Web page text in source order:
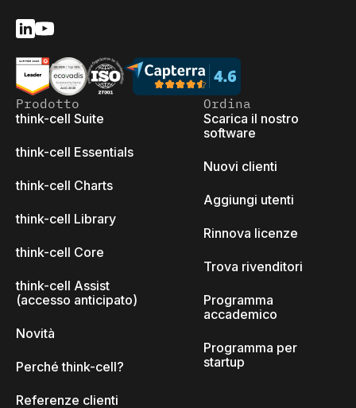
Prodotto
think-cell Suite
think-cell Essentials
think-cell Charts
think-cell Library
think-cell Core
think-cell Assist
(accesso anticipato)
Novità
Perché think-cell?
Referenze clienti
Ordina
Scarica il nostro
software
Nuovi clienti
Aggiungi utenti
Rinnova licenze
Trova rivenditori
Programma
accademico
Programma per
startup